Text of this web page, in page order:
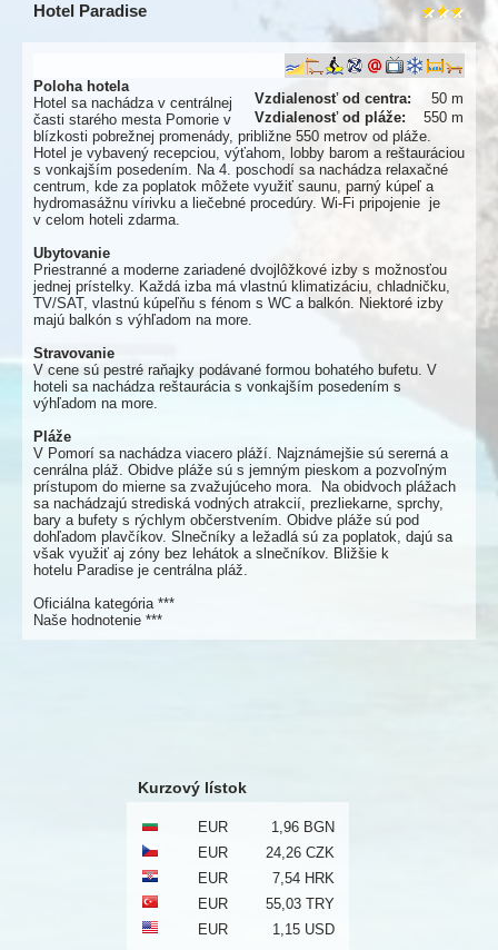
Hotel Paradise
Vzdialenosť od centra:
50 m
Vzdialenosť od pláže:
550 m
Poloha hotela
Hotel sa nachádza v centrálnej
časti starého mesta Pomorie v
blízkosti pobrežnej promenády, približne 550 metrov od pláže.
Hotel je vybavený recepciou, výťahom, lobby barom a reštauráciou
s vonkajším posedením. Na 4. poschodí sa nachádza relaxačné
centrum, kde za poplatok môžete využiť saunu, parný kúpeľ a
hydromasážnu vírivku a liečebné procedúry. Wi-Fi pripojenie je
v celom hoteli zdarma.
Ubytovanie
Priestranné a moderne zariadené dvojlôžkové izby s možnosťou
jednej prístelky. Každá izba má vlastnú klimatizáciu, chladničku,
TV/SAT, vlast­nú kúpeľňu s fénom s WC a balkón. Niektoré izby
majú balkón s výhľadom na more.
Stravovanie
V cene sú pestré raňajky podávané formou bohatého bufetu. V
hoteli sa nachádza reštaurácia s vonkajším posedením s
výhľadom na more.
Pláže
V Pomorí sa nachádza viacero pláží. Najznámejšie sú sererná a
cenrálna pláž. Obidve pláže sú s jemným pieskom a pozvoľným
prístupom do mierne sa zvažujúceho mora. Na obidvoch plážach
sa nachádzajú strediská vodných atrakcií, prezliekarne, sprchy,
bary a bufety s rýchlym občerstvením. Obidve pláže sú pod
dohľadom plavčíkov. Slnečníky a ležadlá sú za poplatok, dajú sa
však využiť aj zóny bez lehátok a slnečníkov. Bližšie k
hotelu Paradise je centrálna pláž.
Oficiálna kategória ***
Naše hodnotenie ***
Kurzový lístok
EUR
1,96 BGN
EUR
24,26 CZK
EUR
7,54 HRK
EUR
55,03 TRY
EUR
1,15 USD